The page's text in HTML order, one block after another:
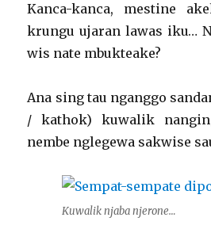
Kanca-kanca, mestine
krungu ujaran lawas iku…
wis nate mbukteake?
Ana sing tau nganggo
/ kathok) kuwalik
nembe nglegewa sakwise
Kuwalik njaba njerone…